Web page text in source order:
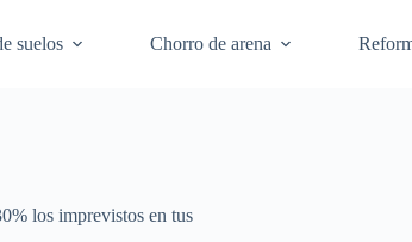
suelos
Chorro de arena
los imprevistos en tus